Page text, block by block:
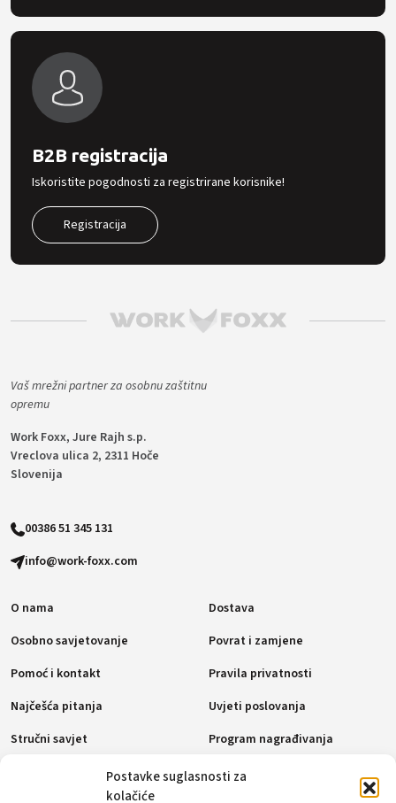
Postavke suglasnosti za
kolačiće
B2B registracija
Iskoristite pogodnosti za registrirane korisnike!
Registracija
Vaš mrežni partner za osobnu zaštitnu
opremu
Work Foxx, Jure Rajh s.p.
Vreclova ulica 2, 2311 Hoče
Slovenija
00386 51 345 131
info@work-foxx.com
O nama
Osobno savjetovanje
Pomoć i kontakt
Najčešća pitanja
Stručni savjet
Dostava
Povrat i zamjene
Pravila privatnosti
Uvjeti poslovanja
Program nagrađivanja
Pravila o kolačićima (EU)